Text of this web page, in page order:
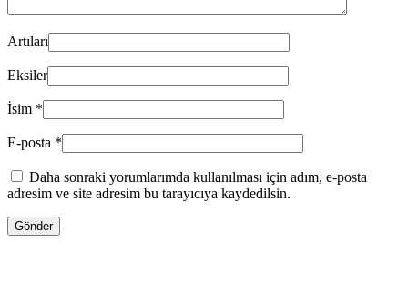
Artıları
Eksiler
İsim *
E-posta *
Daha sonraki yorumlarımda kullanılması için adım, e-posta
adresim ve site adresim bu tarayıcıya kaydedilsin.